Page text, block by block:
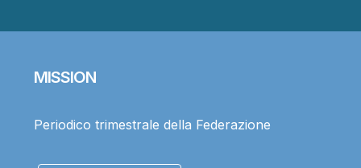
MISSION
Periodico trimestrale della Federazione